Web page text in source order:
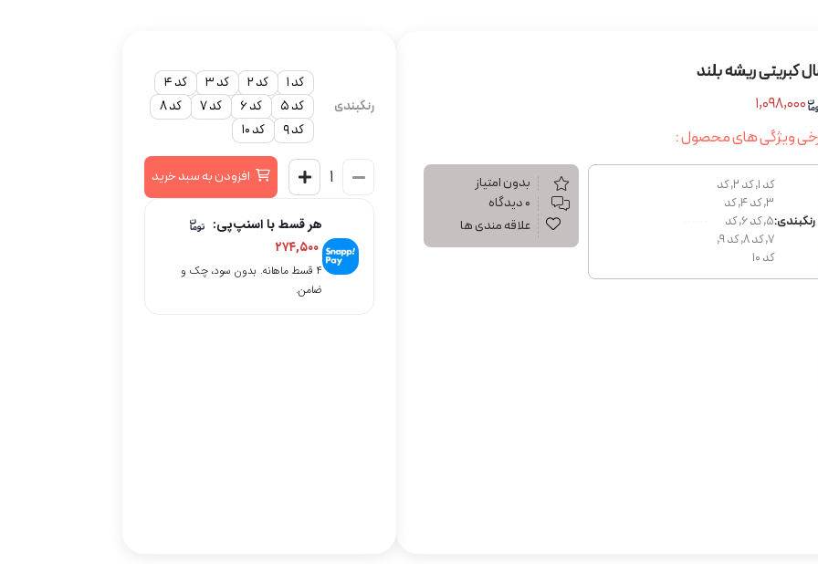
کبریتی ریشه بلند
ویژگی های محصول :
رنگبندی:
کد 1, کد 2, کد
3, کد 4, کد
5, کد 6, کد
7, کد 8, کد 9,
کد 10
بدون امتیاز
۰ دیدگاه
علاقه مندی ها
رنگبندی
کد 1 کد 2 کد 3
کد 4
کد 5
کد 6 کد 7
کد 8
کد 9
کد 10
افزودن به سبد خرید
هر قسط با اسنپ‌پی:
۴ قسط ماهانه. بدون سود، چک و
ضامن.